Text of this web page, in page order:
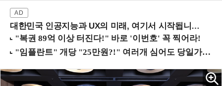
대한민국 인공지능과 UX의 미래, 여기서 시작됩니다! (9/2 강남역)